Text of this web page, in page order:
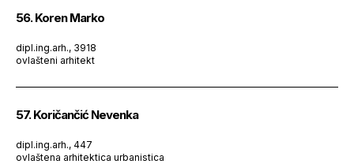
56. Koren Marko
dipl.ing.arh., 3918
ovlašteni arhitekt
57. Koričančić Nevenka
dipl.ing.arh., 447
ovlaštena arhitektica urbanistica